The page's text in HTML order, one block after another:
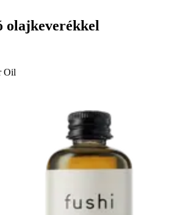
olajkeverékkel
Oil